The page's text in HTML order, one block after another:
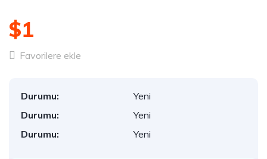
$1
Favorilere ekle
Durumu:
Yeni
Durumu:
Yeni
Durumu:
Yeni